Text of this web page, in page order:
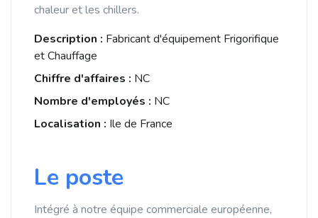
chaleur et les chillers.
Description : Fabricant d'équipement Frigorifique
et Chauffage
Chiffre d'affaires : NC
Nombre d'employés : NC
Localisation : Ile de France
Le poste
Intégré à notre équipe commerciale européenne,